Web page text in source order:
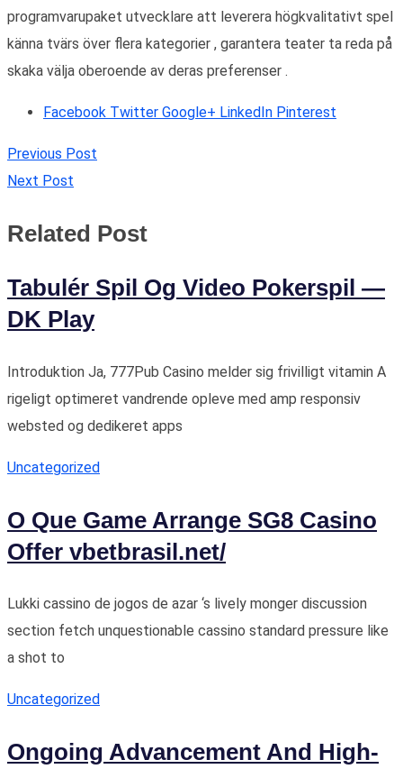
programvarupaket utvecklare att leverera högkvalitativt spel
känna tvärs över flera kategorier , garantera teater ta reda på
skaka välja oberoende av deras preferenser .
Facebook Twitter Google+ LinkedIn Pinterest
Previous Post
Next Post
Related Post
Tabulér Spil Og Video Pokerspil —
DK Play
Introduktion Ja, 777Pub Casino melder sig frivilligt vitamin A
rigeligt optimeret vandrende opleve med amp responsiv
websted og dedikeret apps
Uncategorized
O Que Game Arrange SG8 Casino
Offer vbetbrasil.net/
Lukki cassino de jogos de azar ‘s lively monger discussion
section fetch unquestionable cassino standard pressure like
a shot to
Uncategorized
Ongoing Advancement And High-